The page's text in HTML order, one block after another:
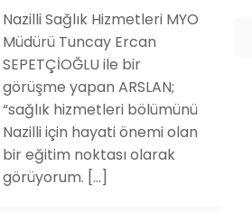
Nazilli Sağlık Hizmetleri MYO
Müdürü Tuncay Ercan
SEPETÇİOĞLU ile bir
görüşme yapan ARSLAN;
“sağlık hizmetleri bölümünü
Nazilli için hayati önemi olan
bir eğitim noktası olarak
görüyorum. […]